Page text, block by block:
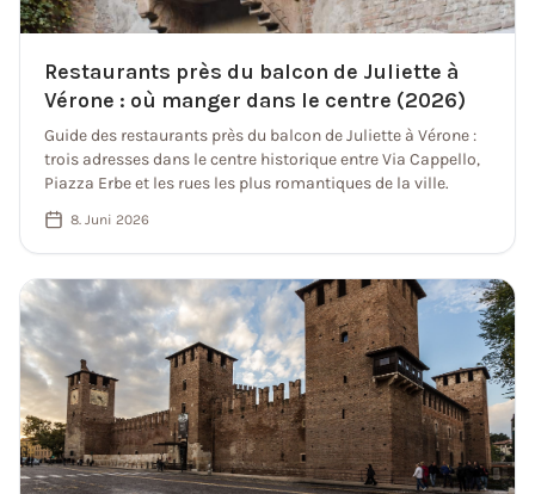
Restaurants près du balcon de Juliette à
Vérone : où manger dans le centre (2026)
Guide des restaurants près du balcon de Juliette à Vérone :
trois adresses dans le centre historique entre Via Cappello,
Piazza Erbe et les rues les plus romantiques de la ville.
8. Juni 2026